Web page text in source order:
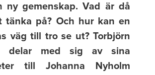
ny gemenskap. Vad är då
tänka på? Och hur kan en
väg till tro se ut? Torbjörn
delar med sig av sina
till Johanna Nyholm